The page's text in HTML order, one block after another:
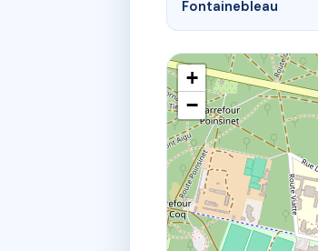
Fontainebleau
+
−